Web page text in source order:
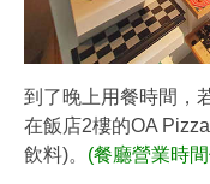
到了晚上用餐時間，
在飯店2樓的OA
飲料)。 (餐廳營業時